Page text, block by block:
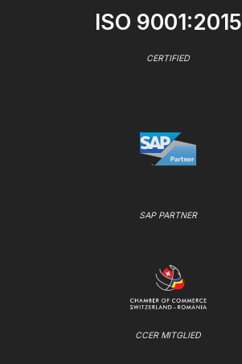
ISO 9001:2015
CERTIFIED
SAP PARTNER
CCER MITGLIED